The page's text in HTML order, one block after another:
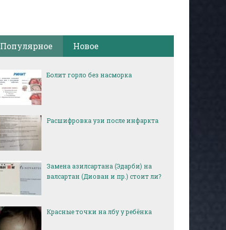
Популярное Новое
Болит горло без насморка
Расшифровка узи после инфаркта
Замена азилсартана (Эдарби) на
валсартан (Диован и пр.) стоит ли?
Красные точки на лбу у ребёнка